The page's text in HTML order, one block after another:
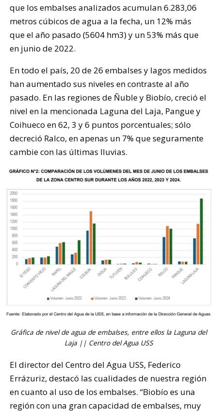
que los embalses analizados acumulan 6.283,06
metros cúbicos de agua a la fecha, un 12% más
que el año pasado (5604 hm3) y un 53% más que
en junio de 2022.
En todo el país, 20 de 26 embalses y lagos medidos
han aumentado sus niveles en contraste al año
pasado. En las regiones de Ñuble y Biobío, creció el
nivel en la mencionada Laguna del Laja, Pangue y
Coihueco en 62, 3 y 6 puntos porcentuales; sólo
decreció Ralco, en apenas un 7% que seguramente
cambie con las últimas lluvias.
Gráfica de nivel de agua de embalses, entre ellos la Laguna del
Laja || Centro del Agua USS
El director del Centro del Agua USS, Federico
Errázuriz, destacó las cualidades de nuestra región
en cuanto al uso de los embalses. “Biobío es una
región con una gran capacidad de embalses, muy